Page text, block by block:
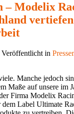
– Modelix
vertiefen
in
Manche jedoch
Maße auf unsere im
Firma Modelix
dem Label Ultimate